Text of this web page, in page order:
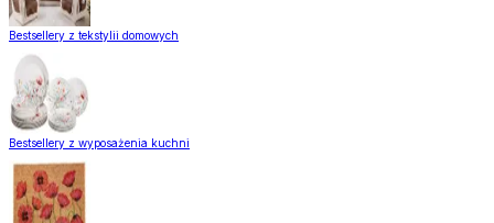
Bestsellery z tekstylii domowych
Bestsellery z wyposażenia kuchni